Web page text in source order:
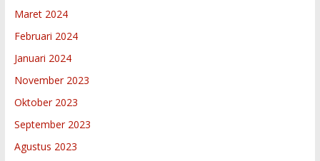
Maret 2024
Februari 2024
Januari 2024
November 2023
Oktober 2023
September 2023
Agustus 2023